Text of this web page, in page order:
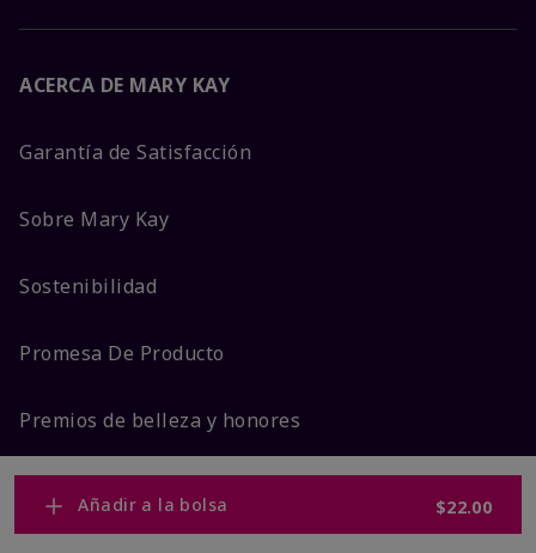
Añadir a la bolsa $22.00
ACERCA DE MARY KAY
Garantía de Satisfacción
Sobre Mary Kay
Sostenibilidad
Promesa De Producto
Premios de belleza y honores